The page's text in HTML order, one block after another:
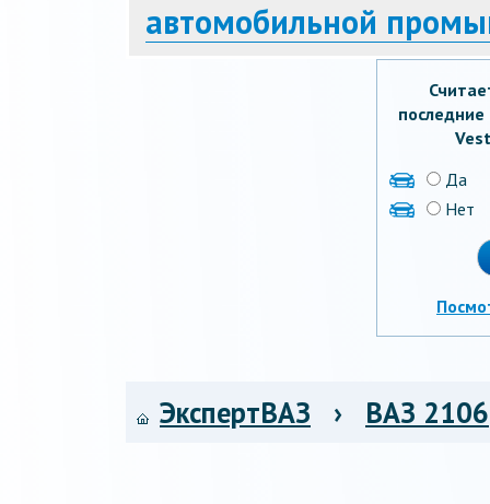
автомобильной
Да
Нет
ЭкспертВАЗ › ВАЗ 2106